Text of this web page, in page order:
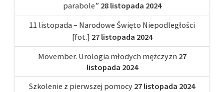
parabole” 28 listopada 2024
11 listopada – Narodowe Święto Niepodległości
[fot.] 27 listopada 2024
Movember. Urologia młodych mężczyzn 27
listopada 2024
Szkolenie z pierwszej pomocy 27 listopada 2024